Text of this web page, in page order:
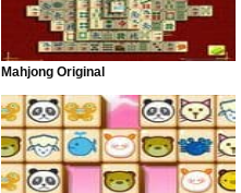
Mahjong Original